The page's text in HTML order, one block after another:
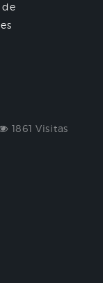
de
1861 Visitas